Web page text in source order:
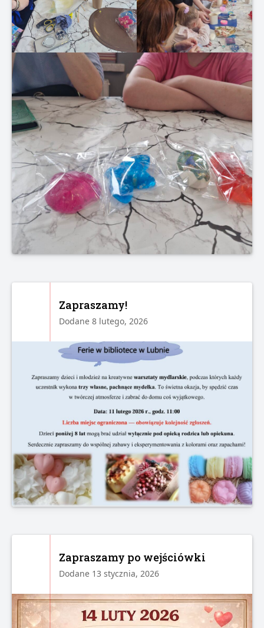
Zapraszamy!
Dodane 8 lutego, 2026
Zapraszamy po wejściówki
Dodane 13 stycznia, 2026